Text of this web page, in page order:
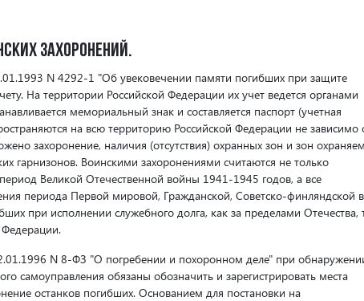
захоронений.
N 4292-1 "Об увековечении памяти погибших при защите
На территории Российской Федерации их учет ведется органами
мемориальный знак и составляется паспорт (учетная
на всю территорию Российской Федерации не зависимо
захоронение, наличия (отсутствия) охранных зон и зон
гарнизонов. Воинскими захоронениями считаются не только
Великой Отечественной войны 1941-1945 годов, а все
периода Первой мировой, Гражданской, Советско-финляндской
при исполнении служебного долга, как за пределами Отечества,
Федерации.
N 8-ФЗ "О погребении и похоронном деле" при
самоуправления обязаны обозначить и зарегистрировать места
останков погибших. Основанием для постановки на